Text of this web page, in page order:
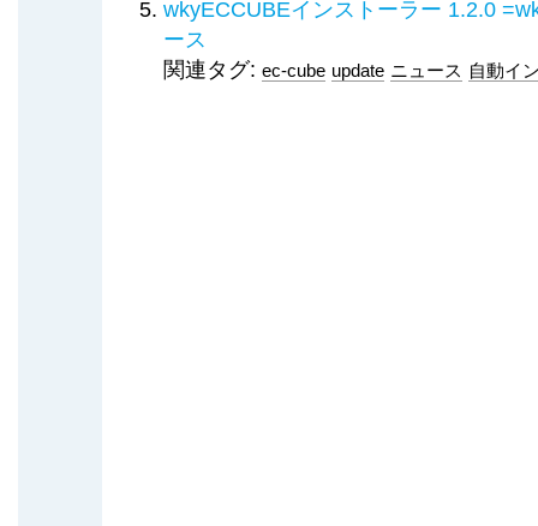
wkyECCUBEインストーラー 1.2.0
ース
関連タグ: ec-cube update ニュース 自動イ